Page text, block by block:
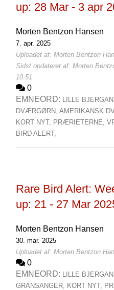
up: 28 Mar - 3 apr
Morten Bentzon Hansen
7. apr. 2025
Uploadet af: Morten Bentzon
Sidst opdateret af: Morten
10:51
0
EMNEORD: LILLE
DVÆRGØRN, AMERIKANSK
KORT NYT, PRÆRIETERNE,
BIRD ALERT,
Rare Bird Alert:
up: 21 - 27 Mar
Morten Bentzon Hansen
30. mar. 2025
Uploadet af: Morten Bentzon
0
EMNEORD: LILLE
GRANSANGER, KORT NYT,